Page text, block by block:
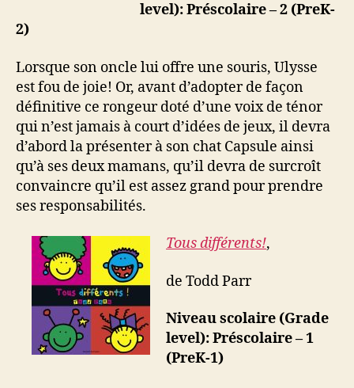
level): Préscolaire – 2 (PreK-
2)
Lorsque son oncle lui offre une souris, Ulysse
est fou de joie! Or, avant d’adopter de façon
définitive ce rongeur doté d’une voix de ténor
qui n’est jamais à court d’idées de jeux, il devra
d’abord la présenter à son chat Capsule ainsi
qu’à ses deux mamans, qu’il devra de surcroît
convaincre qu’il est assez grand pour prendre
ses responsabilités.
Tous différents!,
de Todd Parr
Niveau scolaire (Grade
level): Préscolaire – 1
(PreK-1)